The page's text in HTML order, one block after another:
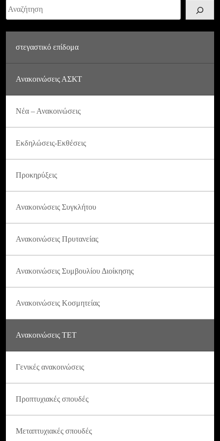
Αναζήτηση
στεγαστικό επίδομα
Ανακοινώσεις ΑΣΚΤ
Νέα – Ανακοινώσεις
Εκδηλώσεις-Εκθέσεις
Προκηρύξεις
Ανακοινώσεις Συγκλήτου
Ανακοινώσεις Πρυτανείας
Ανακοινώσεις Συμβουλίου Διοίκησης
Ανακοινώσεις Κοσμητείας
Ανακοινώσεις ΤΕΤ
Γενικές ανακοινώσεις
Προπτυχιακές σπουδές
Μεταπτυχιακές σπουδές